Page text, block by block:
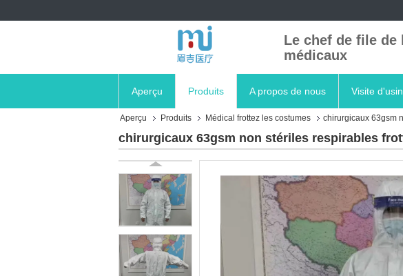
Le chef de file
médicaux
Aperçu Produits A propos de nous Visite
Aperçu Produits Médical frottez les costumes chirurgicaux 63gsm
chirurgicaux 63gsm non stériles respirables